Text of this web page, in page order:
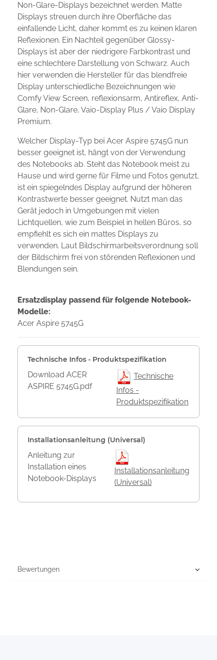
Non-Glare-Displays bezeichnet werden. Matte
Displays streuen durch ihre Oberfläche das
einfallende Licht, daher kommt es zu keinen klaren
Reflexionen. Ein Nachteil gegenüber Glossy-
Displays ist aber der niedrigere Farbkontrast und
eine schlechtere Darstellung von Schwarz. Auch
hier verwenden die Hersteller für das blendfreie
Display unterschiedliche Bezeichnungen wie
Comfy View Screen, reflexionsarm, Antireflex, Anti-
Glare, Non-Glare, Vaio-Display Plus / Vaio Display
Premium.
Welcher Display-Typ bei Acer Aspire 5745G nun
besser geeignet ist, hängt von der Verwendung
des Notebooks ab. Steht das Notebook meist zu
Hause und wird gerne für Filme und Fotos genutzt,
ist ein spiegelndes Display aufgrund der höheren
Kontrastwerte besser geeignet. Nutzt man das
Gerät jedoch in Umgebungen mit vielen
Lichtquellen, wie zum Beispiel in hellen Büros, so
empfiehlt es sich ein mattes Displays zu
verwenden. Laut Bildschirmarbeitsverordnung soll
der Bildschirm frei von störenden Reflexionen und
Blendungen sein.
Ersatzdisplay passend für folgende Notebook-
Modelle:
Acer Aspire 5745G
Technische Infos - Produktspezifikation
Download ACER
ASPIRE 5745G.pdf
Technische
Infos -
Produktspezifikation
Installationsanleitung (Universal)
Anleitung zur
Installation eines
Notebook-Displays
Installationsanleitung
(Universal)
Bewertungen